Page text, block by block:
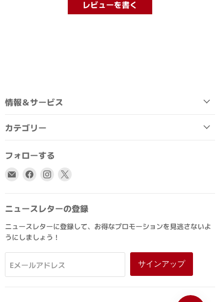
レビューを書く
情報＆サービス
カテゴリー
フォローする
ル
見
つ
く
Facebook
つ
け
て
く
い
Instagram
つ
て
く
い
つ
け
て
ニュースレターの登録
ニュースレターに登録して、お得なプロモーションを見逃さないよ
うにしましょう！
Eメールアドレス サインアップ